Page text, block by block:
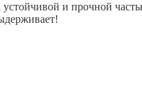
устойчивой и прочной